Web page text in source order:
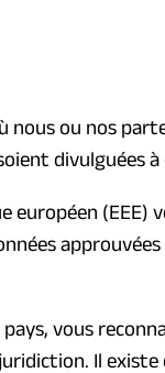
nous ou nos
divulguées
(EEE)
vous
Il existe